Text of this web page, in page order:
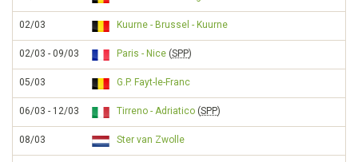
02/03 Kuurne - Brussel - Kuurne
02/03 - 09/03 Paris - Nice (SPP)
05/03 G.P. Fayt-le-Franc
06/03 - 12/03 Tirreno - Adriatico (SPP)
08/03 Ster van Zwolle